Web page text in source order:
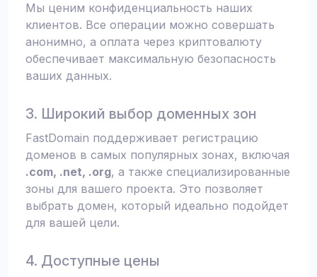
Мы ценим конфиденциальность наших
клиентов. Все операции можно совершать
анонимно, а оплата через криптовалюту
обеспечивает максимальную безопасность
ваших данных.
3. Широкий выбор доменных зон
FastDomain поддерживает регистрацию
доменов в самых популярных зонах, включая
.com, .net, .org, а также специализированные
зоны для вашего проекта. Это позволяет
выбрать домен, который идеально подойдет
для вашей цели.
4. Доступные цены